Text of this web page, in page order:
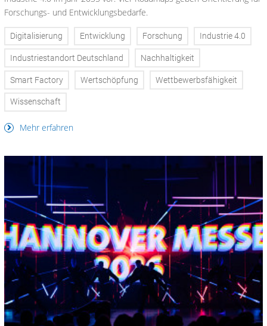
Forschungs- und Entwicklungsbedarfe.
Digitalisierung Entwicklung Forschung Industrie 4.0
Industriestandort Deutschland Nachhaltigkeit
Smart Factory Wertschöpfung Wettbewerbsfähigkeit
Wissenschaft
Mehr erfahren